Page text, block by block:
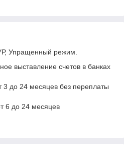
Упращенный режим.
выставление счетов в банках
до 24 месяцев без переплаты
6 до 24 месяцев